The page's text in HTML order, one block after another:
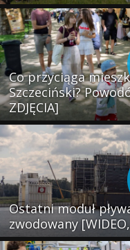
Co przyciąga
Szczeciński?
ZDJĘCIA]
Ostatni moduł
zwodowany [WIDEO,